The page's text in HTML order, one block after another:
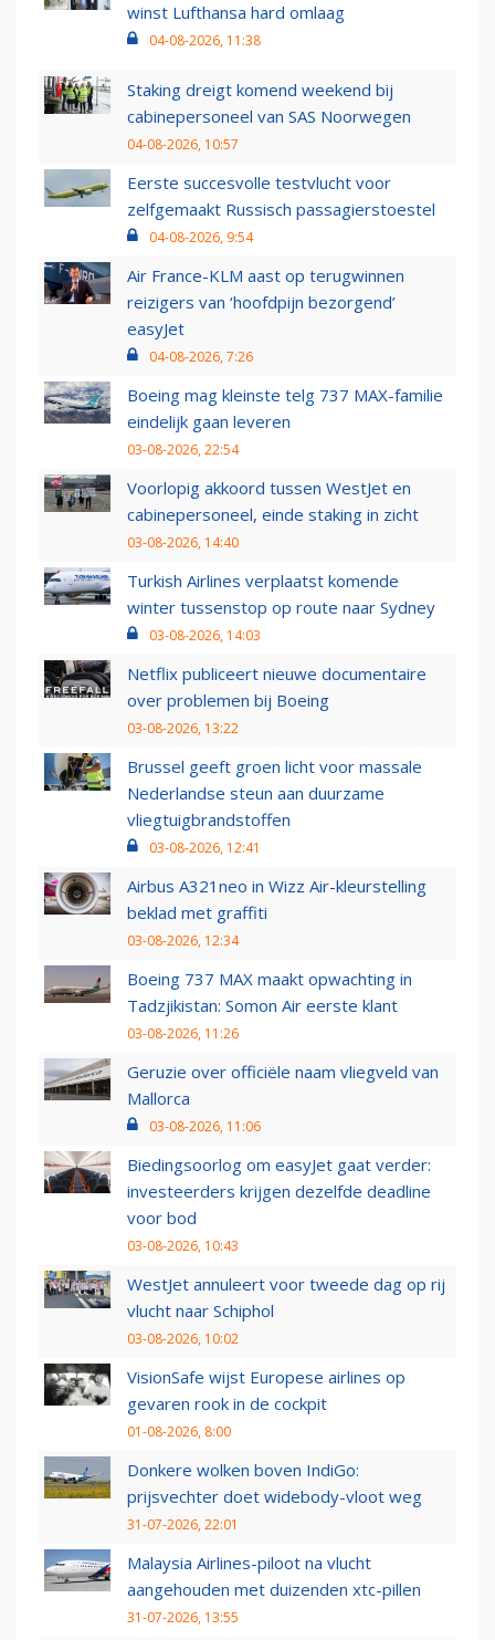
winst Lufthansa hard omlaag
04-08-2026, 11:38
Staking dreigt komend weekend bij
cabinepersoneel van SAS Noorwegen
04-08-2026, 10:57
Eerste succesvolle testvlucht voor
zelfgemaakt Russisch passagierstoestel
04-08-2026, 9:54
Air France-KLM aast op terugwinnen
reizigers van ‘hoofdpijn bezorgend’
easyJet
04-08-2026, 7:26
Boeing mag kleinste telg 737 MAX-familie
eindelijk gaan leveren
03-08-2026, 22:54
Voorlopig akkoord tussen WestJet en
cabinepersoneel, einde staking in zicht
03-08-2026, 14:40
Turkish Airlines verplaatst komende
winter tussenstop op route naar Sydney
03-08-2026, 14:03
Netflix publiceert nieuwe documentaire
over problemen bij Boeing
03-08-2026, 13:22
Brussel geeft groen licht voor massale
Nederlandse steun aan duurzame
vliegtuigbrandstoffen
03-08-2026, 12:41
Airbus A321neo in Wizz Air-kleurstelling
beklad met graffiti
03-08-2026, 12:34
Boeing 737 MAX maakt opwachting in
Tadzjikistan: Somon Air eerste klant
03-08-2026, 11:26
Geruzie over officiële naam vliegveld van
Mallorca
03-08-2026, 11:06
Biedingsoorlog om easyJet gaat verder:
investeerders krijgen dezelfde deadline
voor bod
03-08-2026, 10:43
WestJet annuleert voor tweede dag op rij
vlucht naar Schiphol
03-08-2026, 10:02
VisionSafe wijst Europese airlines op
gevaren rook in de cockpit
01-08-2026, 8:00
Donkere wolken boven IndiGo:
prijsvechter doet widebody-vloot weg
31-07-2026, 22:01
Malaysia Airlines-piloot na vlucht
aangehouden met duizenden xtc-pillen
31-07-2026, 13:55